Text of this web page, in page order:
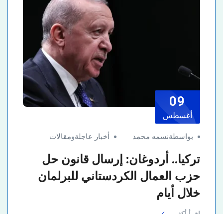
09
أغسطس
بواسطةنسمه محمد أخبار عاجلةومقالات
تركيا.. أردوغان: إرسال قانون حل
حزب العمال الكردستاني للبرلمان
خلال أيام